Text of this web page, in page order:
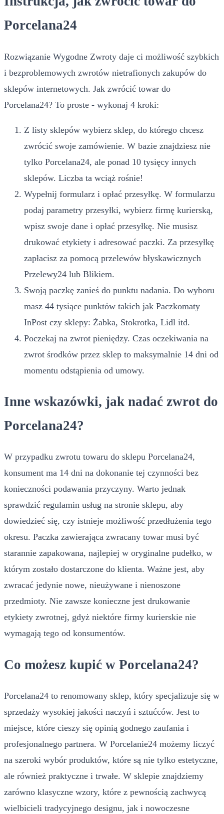
Porcelana24
Rozwiązanie Wygodne Zwroty daje ci możliwość szybkich
i bezproblemowych zwrotów nietrafionych zakupów do
sklepów internetowych. Jak zwrócić towar do
Porcelana24? To proste - wykonaj 4 kroki:
Z listy sklepów wybierz sklep, do którego chcesz
zwrócić swoje zamówienie. W bazie znajdziesz nie
tylko Porcelana24, ale ponad 10 tysięcy innych
sklepów. Liczba ta wciąż rośnie!
Wypełnij formularz i opłać przesyłkę. W formularzu
podaj parametry przesyłki, wybierz firmę kurierską,
wpisz swoje dane i opłać przesyłkę. Nie musisz
drukować etykiety i adresować paczki. Za przesyłkę
zapłacisz za pomocą przelewów błyskawicznych
Przelewy24 lub Blikiem.
Swoją paczkę zanieś do punktu nadania. Do wyboru
masz 44 tysiące punktów takich jak Paczkomaty
InPost czy sklepy: Żabka, Stokrotka, Lidl itd.
Poczekaj na zwrot pieniędzy. Czas oczekiwania na
zwrot środków przez sklep to maksymalnie 14 dni od
momentu odstąpienia od umowy.
Inne wskazówki, jak nadać zwrot do
Porcelana24?
W przypadku zwrotu towaru do sklepu Porcelana24,
konsument ma 14 dni na dokonanie tej czynności bez
konieczności podawania przyczyny. Warto jednak
sprawdzić regulamin usług na stronie sklepu, aby
dowiedzieć się, czy istnieje możliwość przedłużenia tego
okresu. Paczka zawierająca zwracany towar musi być
starannie zapakowana, najlepiej w oryginalne pudełko, w
którym zostało dostarczone do klienta. Ważne jest, aby
zwracać jedynie nowe, nieużywane i nienoszone
przedmioty. Nie zawsze konieczne jest drukowanie
etykiety zwrotnej, gdyż niektóre firmy kurierskie nie
wymagają tego od konsumentów.
Co możesz kupić w Porcelana24?
Porcelana24 to renomowany sklep, który specjalizuje się w
sprzedaży wysokiej jakości naczyń i sztućców. Jest to
miejsce, które cieszy się opinią godnego zaufania i
profesjonalnego partnera. W Porcelanie24 możemy liczyć
na szeroki wybór produktów, które są nie tylko estetyczne,
ale również praktyczne i trwałe. W sklepie znajdziemy
zarówno klasyczne wzory, które z pewnością zachwycą
wielbicieli tradycyjnego designu, jak i nowoczesne